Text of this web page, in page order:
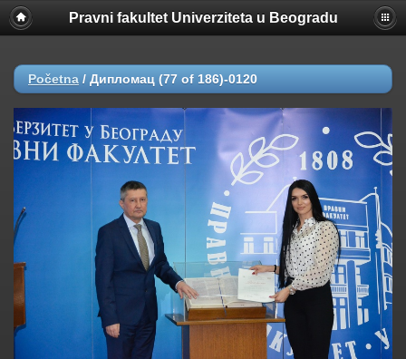
Pravni fakultet Univerziteta u Beogradu
Početna / Дипломац (77 of 186)-0120